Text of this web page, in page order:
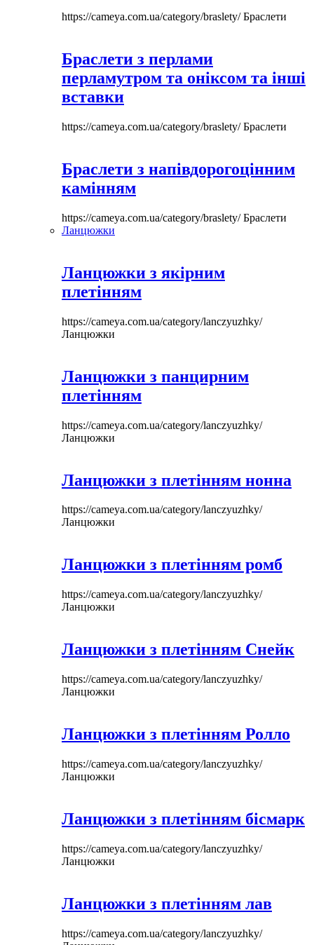
https://cameya.com.ua/category/braslety/Браслети
Браслети з перлами
перламутром та оніксом та інші
вставки
https://cameya.com.ua/category/braslety/Браслети
Браслети з напівдорогоцінним
камінням
https://cameya.com.ua/category/braslety/Браслети
Ланцюжки
Ланцюжки з якірним
плетінням
https://cameya.com.ua/category/lanczyuzhky/
Ланцюжки
Ланцюжки з панцирним
плетінням
https://cameya.com.ua/category/lanczyuzhky/
Ланцюжки
Ланцюжки з плетінням нонна
https://cameya.com.ua/category/lanczyuzhky/
Ланцюжки
Ланцюжки з плетінням ромб
https://cameya.com.ua/category/lanczyuzhky/
Ланцюжки
Ланцюжки з плетінням Снейк
https://cameya.com.ua/category/lanczyuzhky/
Ланцюжки
Ланцюжки з плетінням Ролло
https://cameya.com.ua/category/lanczyuzhky/
Ланцюжки
Ланцюжки з плетінням бісмарк
https://cameya.com.ua/category/lanczyuzhky/
Ланцюжки
Ланцюжки з плетінням лав
https://cameya.com.ua/category/lanczyuzhky/